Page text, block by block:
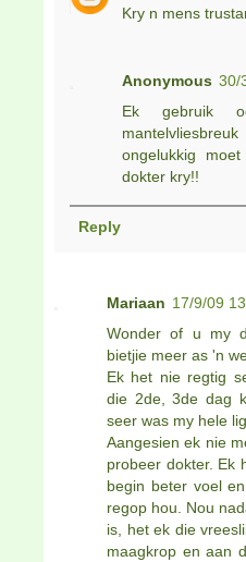
Kry n mens
Anonymous 30/
Ek gebruik
ongelukkig
dokter kry!!
Reply
Mariaan 17/9/09
Wonder of u my
bietjie meer as 'n
Ek het nie regtig
die 2de, 3de dag
seer was my hele
Aangesien ek nie
probeer dokter. Ek
begin beter voel
regop hou. Nou
is, het ek die
maagkrop en aan